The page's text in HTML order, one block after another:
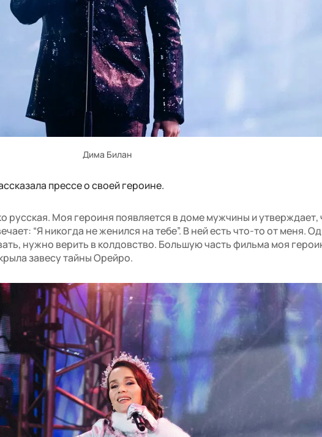
Дима Билан
прессе о своей героине.
русская. Моя героиня появляется в доме мужчины и утверждает,
“Я никогда не женился на тебе”. В ней есть что-то от меня.
нужно верить в колдовство. Большую часть фильма моя
завесу тайны Орейро.